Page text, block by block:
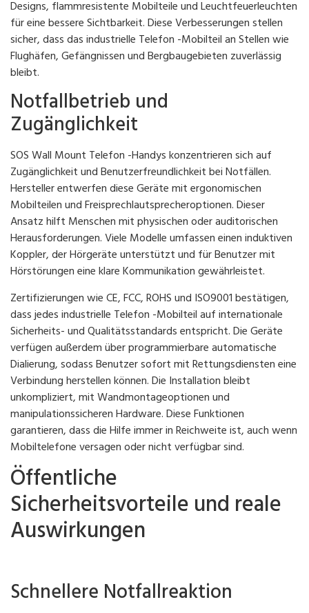
Designs, flammresistente Mobilteile und Leuchtfeuerleuchten
für eine bessere Sichtbarkeit. Diese Verbesserungen stellen
sicher, dass das industrielle Telefon -Mobilteil an Stellen wie
Flughäfen, Gefängnissen und Bergbaugebieten zuverlässig
bleibt.
Notfallbetrieb und
Zugänglichkeit
SOS Wall Mount Telefon -Handys konzentrieren sich auf
Zugänglichkeit und Benutzerfreundlichkeit bei Notfällen.
Hersteller entwerfen diese Geräte mit ergonomischen
Mobilteilen und Freisprechlautsprecheroptionen. Dieser
Ansatz hilft Menschen mit physischen oder auditorischen
Herausforderungen. Viele Modelle umfassen einen induktiven
Koppler, der Hörgeräte unterstützt und für Benutzer mit
Hörstörungen eine klare Kommunikation gewährleistet.
Zertifizierungen wie CE, FCC, ROHS und ISO9001 bestätigen,
dass jedes industrielle Telefon -Mobilteil auf internationale
Sicherheits- und Qualitätsstandards entspricht. Die Geräte
verfügen außerdem über programmierbare automatische
Dialierung, sodass Benutzer sofort mit Rettungsdiensten eine
Verbindung herstellen können. Die Installation bleibt
unkompliziert, mit Wandmontageoptionen und
manipulationssicheren Hardware. Diese Funktionen
garantieren, dass die Hilfe immer in Reichweite ist, auch wenn
Mobiltelefone versagen oder nicht verfügbar sind.
Öffentliche
Sicherheitsvorteile und reale
Auswirkungen
Schnellere Notfallreaktion